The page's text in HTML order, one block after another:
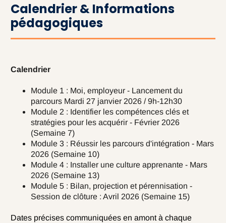
Calendrier & Informations
pédagogiques
Calendrier
Module 1 : Moi, employeur - Lancement du
parcours Mardi 27 janvier 2026 / 9h-12h30
Module 2 : Identifier les compétences clés et
stratégies pour les acquérir - Février 2026
(Semaine 7)
Module 3 : Réussir les parcours d'intégration - Mars
2026 (Semaine 10)
Module 4 : Installer une culture apprenante - Mars
2026 (Semaine 13)
Module 5 : Bilan, projection et pérennisation -
Session de clôture : Avril 2026 (Semaine 15)
Dates précises communiquées en amont à chaque